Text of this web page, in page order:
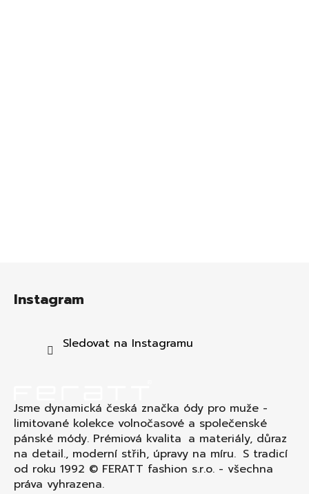
Instagram
Sledovat na Instagramu
Jsme dynamická česká značka ódy pro muže -
limitované kolekce volnočasové a společenské
pánské módy. Prémiová kvalita a materiály, důraz
na detail., moderní střih, úpravy na míru. S tradicí
od roku 1992 © FERATT fashion s.r.o. - všechna
práva vyhrazena.